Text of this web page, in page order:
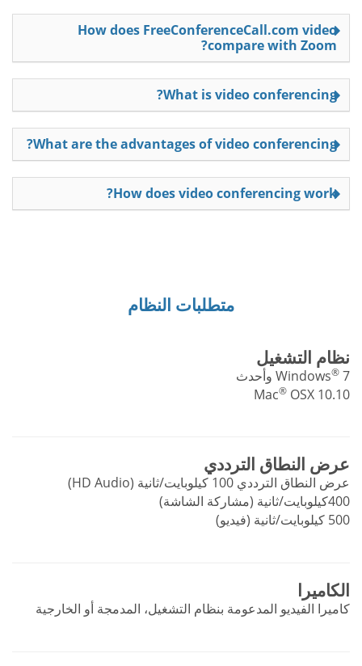
How does FreeConferenceCall.com video
compare with Zoom?
What is video conferencing?
What are the advantages of video conferencing?
How does video conferencing work?
متطلبات النظام
نظام التشغيل
Windows® 7 وأحدث
Mac® OSX 10.10
عرض النطاق الترددي
عرض النطاق الترددي 100 كيلوبايت/ثانية (HD Audio)
400كيلوبايت/ثانية (مشاركة الشاشة)
500 كيلوبايت/ثانية (فيديو)
الكاميرا
كاميرا الفيديو المدعومة بنظام التشغيل، المدمجة أو الخارجية